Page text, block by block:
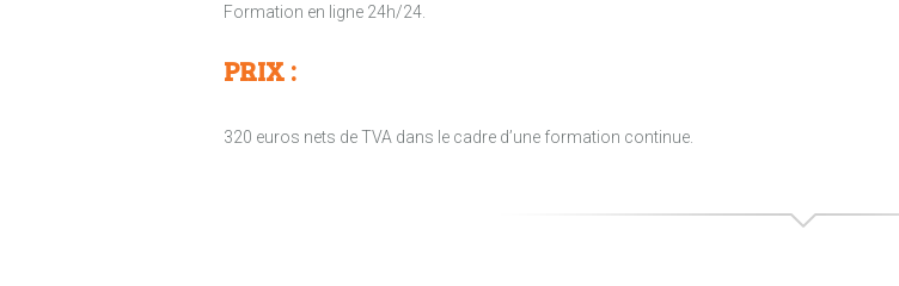
Formation en ligne 24h/24.
PRIX :
320 euros nets de TVA dans le cadre d’une formation continue.